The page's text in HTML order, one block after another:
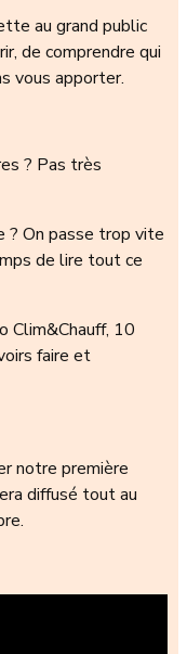
au grand public
de comprendre qui
vous apporter.
? Pas très
? On passe trop vite
de lire tout ce
Clim&Chauff, 10
faire et
notre première
diffusé tout au